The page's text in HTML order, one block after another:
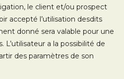
le client et/ou prospect
accepté l’utilisation desdits
donné sera valable pour une
L’utilisateur a la possibilité de
des paramètres de son